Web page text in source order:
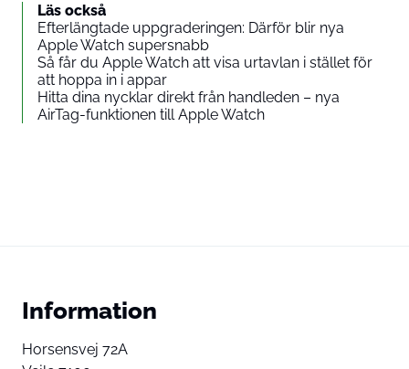
Läs också
Efterlängtade uppgraderingen: Därför blir nya
Apple Watch supersnabb
Så får du Apple Watch att visa urtavlan i stället för
att hoppa in i appar
Hitta dina nycklar direkt från handleden – nya
AirTag-funktionen till Apple Watch
Information
Horsensvej 72A